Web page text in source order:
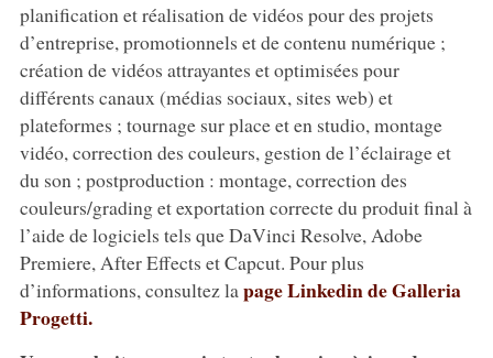
planification et réalisation de vidéos pour des projets
d’entreprise, promotionnels et de contenu numérique ;
création de vidéos attrayantes et optimisées pour
différents canaux (médias sociaux, sites web) et
plateformes ; tournage sur place et en studio, montage
vidéo, correction des couleurs, gestion de l’éclairage et
du son ; postproduction : montage, correction des
couleurs/grading et exportation correcte du produit final à
l’aide de logiciels tels que DaVinci Resolve, Adobe
Premiere, After Effects et Capcut. Pour plus
d’informations, consultez la page Linkedin de Galleria
Progetti.